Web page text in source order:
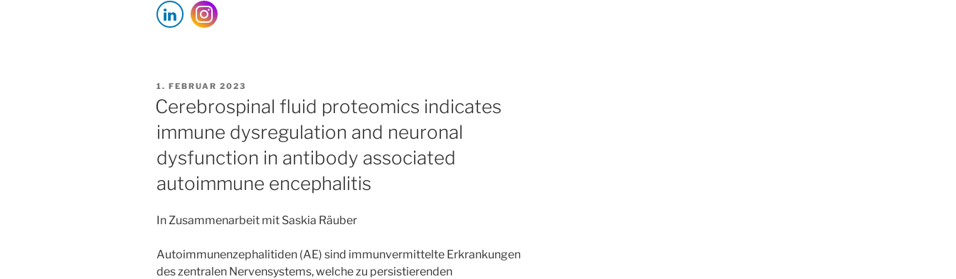
oligodendrocyte
potassium
of
Ranvier
protects
inflammatory
demyelination“
VERÖFFENTLICHT
1. FEBRUAR 2023
Cerebrospinal fluid proteomics indicates
immune dysregulation and neuronal
dysfunction in antibody associated
autoimmune encephalitis
In Zusammenarbeit mit Saskia Räuber
Autoimmunenzephalitiden (AE) sind immunvermittelte Erkrankungen
des zentralen Nervensystems, welche zu persistierenden